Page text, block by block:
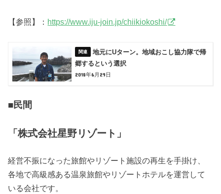
【参照】： https://www.iju-join.jp/chiikiokoshi/
地元にUターン。地域おこし協力隊で帰
郷するという選択
2018年6月29日
■民間
「株式会社星野リゾート」
経営不振になった旅館やリゾート施設の再生を手掛け、
各地で高級感ある温泉旅館やリゾートホテルを運営して
いる会社です。